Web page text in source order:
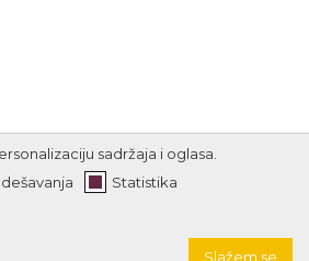
sadržaja i oglasa.
Statistika
Slažem se